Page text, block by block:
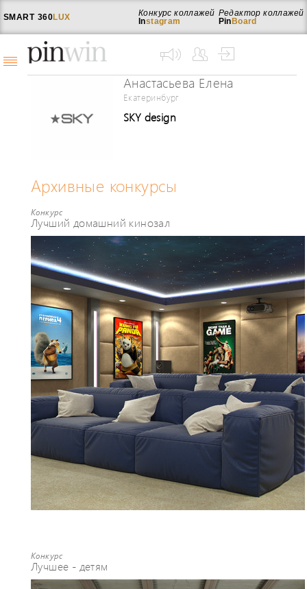
SMART 360LUX
Редактор коллажей
Pin Board
Конкурс коллажей
Instagram
Анастасьева Елена
Екатеринбург
SKY design
Архивные конкурсы
Конкурс
Лучший домашний кинозал
Конкурс
Лучшее - детям